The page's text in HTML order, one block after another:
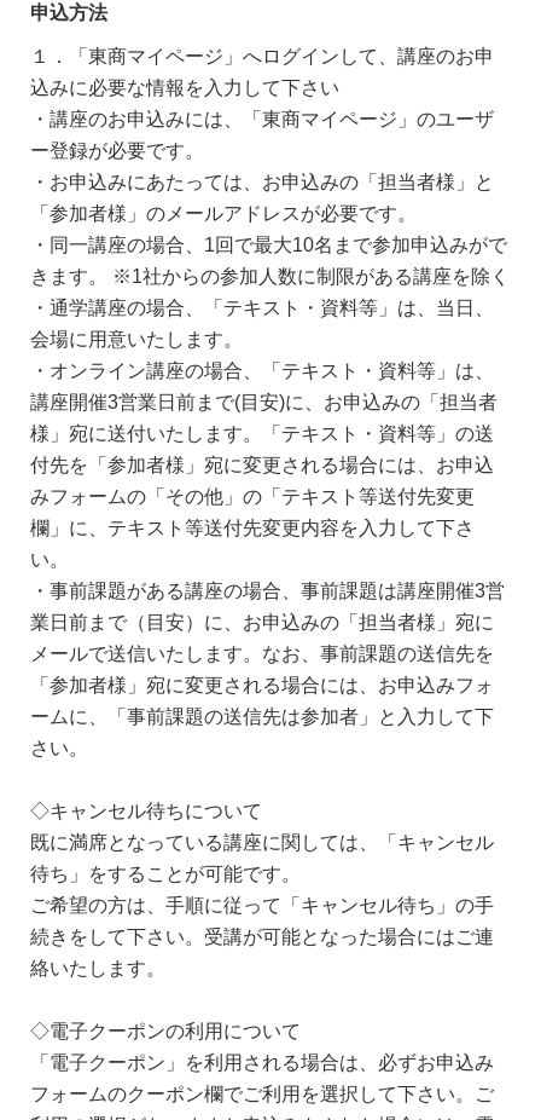
申込方法
１．「東商マイページ」へログインして、講座のお申
込みに必要な情報を入力して下さい
・講座のお申込みには、「東商マイページ」のユーザ
ー登録が必要です。
・お申込みにあたっては、お申込みの「担当者様」と
「参加者様」のメールアドレスが必要です。
・同一講座の場合、1回で最大10名まで参加申込みがで
きます。 ※1社からの参加人数に制限がある講座を除く
・通学講座の場合、「テキスト・資料等」は、当日、
会場に用意いたします。
・オンライン講座の場合、「テキスト・資料等」は、
講座開催3営業日前まで(目安)に、お申込みの「担当者
様」宛に送付いたします。「テキスト・資料等」の送
付先を「参加者様」宛に変更される場合には、お申込
みフォームの「その他」の「テキスト等送付先変更
欄」に、テキスト等送付先変更内容を入力して下さ
い。
・事前課題がある講座の場合、事前課題は講座開催3営
業日前まで（目安）に、お申込みの「担当者様」宛に
メールで送信いたします。なお、事前課題の送信先を
「参加者様」宛に変更される場合には、お申込みフォ
ームに、「事前課題の送信先は参加者」と入力して下
さい。
◇キャンセル待ちについて
既に満席となっている講座に関しては、「キャンセル
待ち」をすることが可能です。
ご希望の方は、手順に従って「キャンセル待ち」の手
続きをして下さい。受講が可能となった場合にはご連
絡いたします。
◇電子クーポンの利用について
「電子クーポン」を利用される場合は、必ずお申込み
フォームのクーポン欄でご利用を選択して下さい。ご